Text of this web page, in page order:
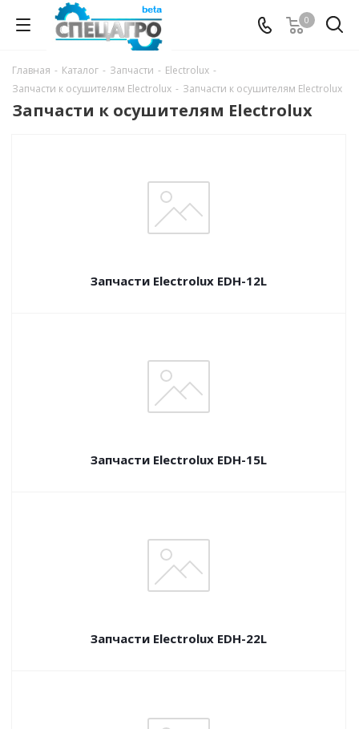
0
Главная - Каталог - Запчасти - Electrolux -
Запчасти к осушителям Electrolux - Запчасти к осушителям Electrolux
Запчасти к осушителям Electrolux
Запчасти Electrolux EDH-12L
Запчасти Electrolux EDH-15L
Запчасти Electrolux EDH-22L